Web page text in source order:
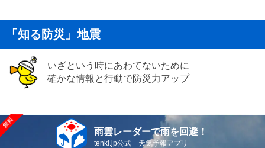
「知る防災」地震
いざという時にあわてないために
確かな情報と行動で防災力アップ
雨雲レーダーで雨を回避！
tenki.jp公式 天気予報アプリ